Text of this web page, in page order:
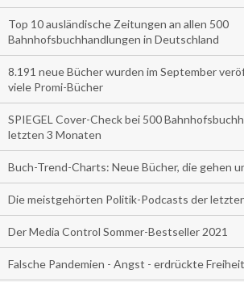
Top 10 ausländische Zeitungen an allen 500
Bahnhofsbuchhandlungen in Deutschland
8.191 neue Bücher wurden im September
viele Promi-Bücher
SPIEGEL Cover-Check bei 500
letzten 3 Monaten
Buch-Trend-Charts: Neue Bücher, die gehen
Die meistgehörten Politik-Podcasts der
Der Media Control Sommer-Bestseller 2021
Falsche Pandemien - Angst - erdrückte Freiheit